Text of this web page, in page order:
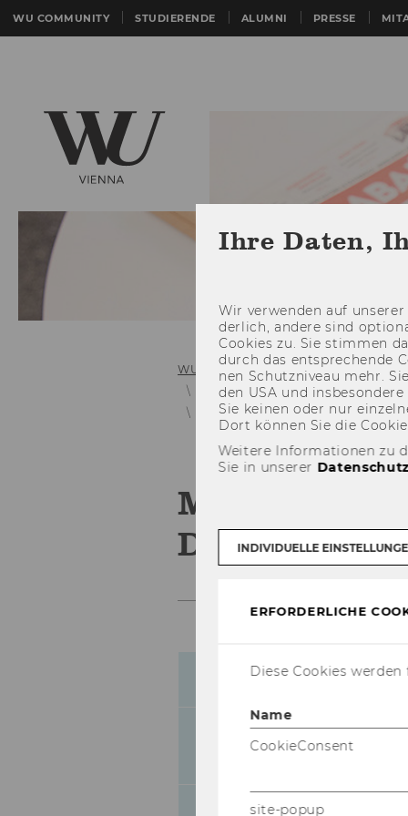
WU COMMUNITY STUDIERENDE ALUMNI PRESSE
WU (Wirtschaftsuniversität Wien)
Links zu älteren
Mitteilungsblatt vom 13.
Dezember
Personal
Ausschreibungen
Ihre Daten,
Wir ver­wen­den auf
der­lich, an­de­re sind
Coo­kies zu. Sie stim­men
durch das ent­spre­chen­de
nen Schutz­ni­veau mehr.
den USA und
Sie kei­nen oder nur
Dort kön­nen Sie die
Weitere Informationen zu
Sie in unserer
INDIVIDUELLE
ERFORDERLICHE
Diese Cookies
Name
CookieConsent
site-popup